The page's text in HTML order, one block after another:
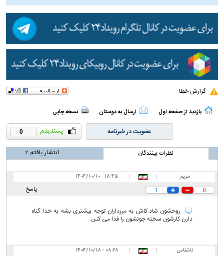
گزارش خطا
بازدید از صفحه اول ارسال به دوستان نسخه چاپی
0 عضویت در خبرنامه
نظرات بینندگان انتشار یافته:۲
مریم |
|
۱۸:۴۵ - ۱۴۰۴/۱۰/۱۰
پاسخ
0
1
روحشون شاد.کاش به مرزداران توجه بیشتری بشه به خدا گناه
دارن کارشون سخته جونشون را فدا می کنن
ناشناس |
|
۰۸:۲۸ - ۱۴۰۴/۱۰/۱۸